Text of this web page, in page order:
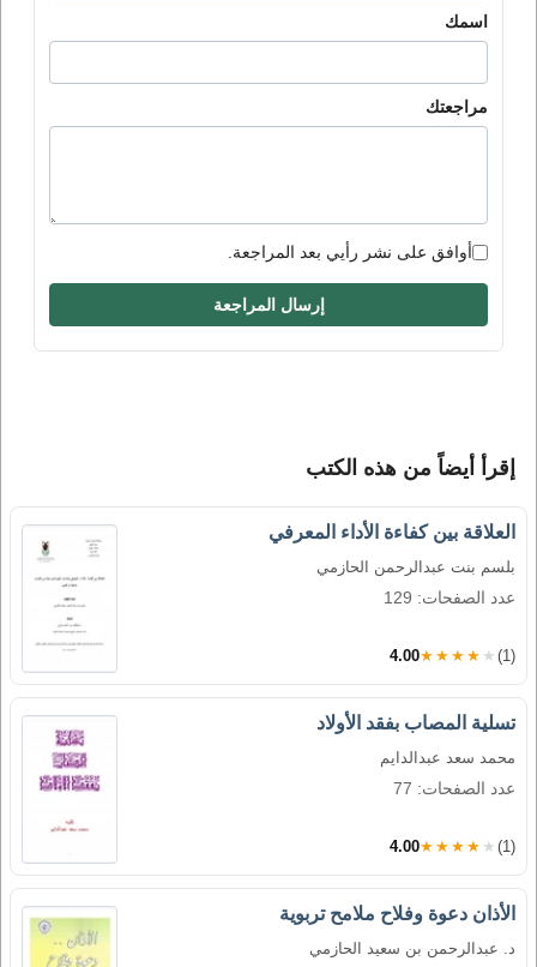
اسمك
مراجعتك
أوافق على نشر رأيي بعد المراجعة.
إرسال المراجعة
إقرأ أيضاً من هذه الكتب
العلاقة بين كفاءة الأداء المعرفي
بلسم بنت عبدالرحمن الحازمي
عدد الصفحات: 129
4.00★★★★★ (1)
تسلية المصاب بفقد الأولاد
محمد سعد عبدالدايم
عدد الصفحات: 77
4.00★★★★★ (1)
الأذان دعوة وفلاح ملامح تربوية
د. عبدالرحمن بن سعيد الحازمي